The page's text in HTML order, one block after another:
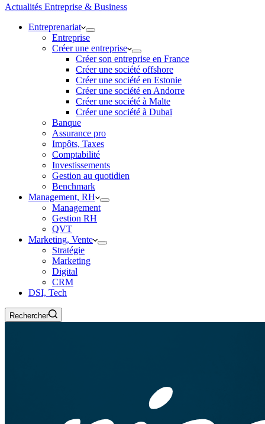
Actualités Entreprise & Business
Entreprenariat
Entreprise
Créer une entreprise
Créer son entreprise en France
Créer une société offshore
Créer une société en Estonie
Créer une société en Andorre
Créer une société à Malte
Créer une société à Dubaï
Banque
Assurance pro
Impôts, Taxes
Comptabilité
Investissements
Gestion au quotidien
Benchmark
Management, RH
Management
Gestion RH
QVT
Marketing, Vente
Stratégie
Marketing
Digital
CRM
DSI, Tech
Rechercher